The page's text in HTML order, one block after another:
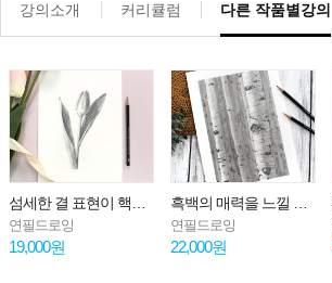
강의소개 커리큘럼 다른 작품별강의
연필드로잉
19,000원
연필드로잉
22,000원